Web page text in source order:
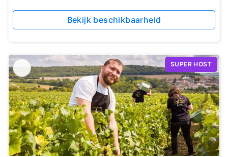
Bekijk beschikbaarheid
SUPER HOST